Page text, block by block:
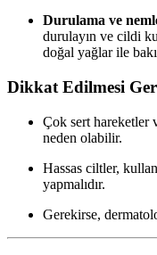
Durulama ve
durulayın ve cildi
doğal yağlar ile
Dikkat Edilmesi
Çok sert hareketler
neden olabilir.
Hassas ciltler,
yapmalıdır.
Gerekirse,